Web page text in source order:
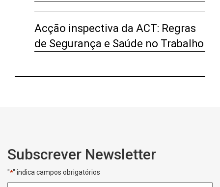
Acção inspectiva da ACT: Regras
de Segurança e Saúde no Trabalho
Subscrever Newsletter
"*" indica campos obrigatórios